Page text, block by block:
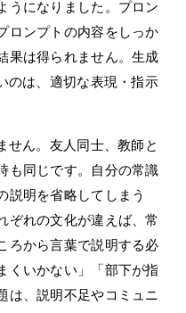
うになりました。プロン
ロンプトの内容をしっか
果は得られません。生成
のは、適切な表現・指示
せん。友人同士、教師と
も同じです。自分の常識
説明を省略してしまう
ぞれの文化が違えば、常
ろから言葉で説明する必
くいかない」「部下が指
は、説明不足やコミュニ